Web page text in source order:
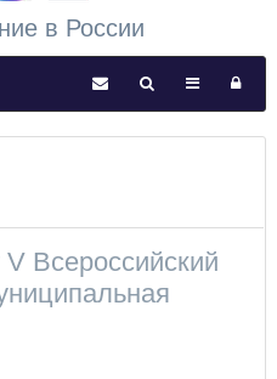
в России
V Всероссийский